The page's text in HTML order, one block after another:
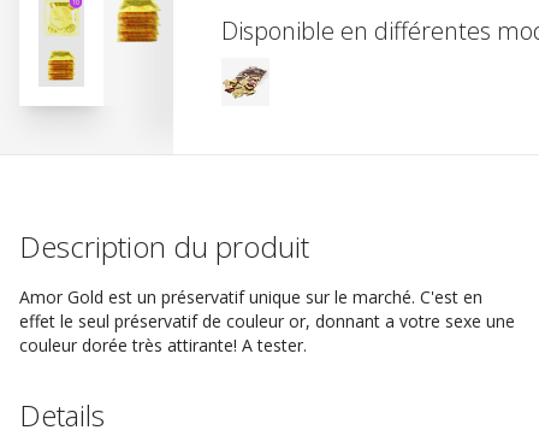
Disponible en différentes
Description du produit
Amor Gold est un préservatif unique sur le marché. C'est en
effet le seul préservatif de couleur or, donnant a votre sexe une
couleur dorée très attirante! A tester.
Details